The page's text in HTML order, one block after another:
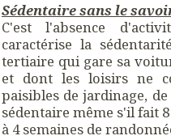
Sédentaire sans le
C'est l'absence
caractérise la
tertiaire qui gare sa
et dont les loisirs ne
paisibles de jardinage,
sédentaire même s'il fait
à 4 semaines de